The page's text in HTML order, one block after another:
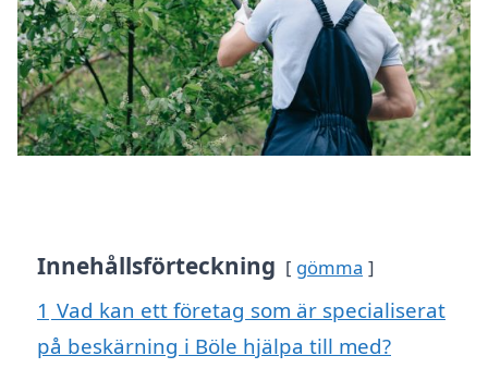
Innehållsförteckning gömma
1 Vad kan ett företag som är specialiserat
på beskärning i Böle hjälpa till med?